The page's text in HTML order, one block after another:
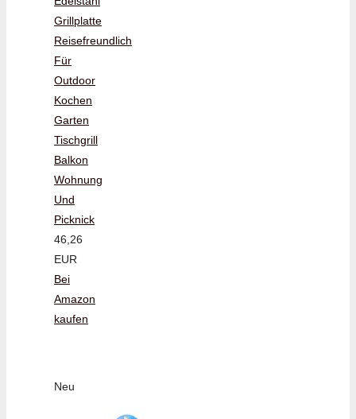
Grillplatte
Reisefreundlich
Für
Outdoor
Kochen
Garten
Tischgrill
Balkon
Wohnung
Und
Picknick
46,26
EUR
Bei
Amazon
kaufen
Neu